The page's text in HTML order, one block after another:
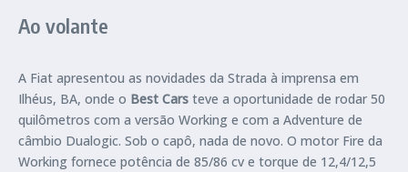
Ao volante
A Fiat apresentou as novidades da Strada à imprensa em
Ilhéus, BA, onde o Best Cars teve a oportunidade de rodar 50
quilômetros com a versão Working e com a Adventure de
câmbio Dualogic. Sob o capô, nada de novo. O motor Fire da
Working fornece potência de 85/86 cv e torque de 12,4/12,5